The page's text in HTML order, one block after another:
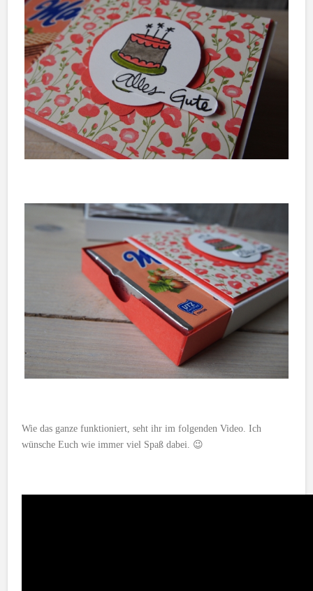
Wie das ganze funktioniert, seht ihr im folgenden Video. Ich
wünsche Euch wie immer viel Spaß dabei. 😉